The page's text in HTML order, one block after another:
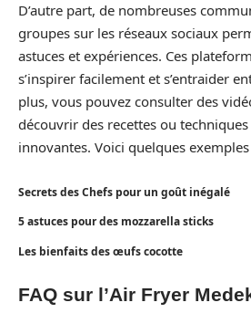
D’autre part, de nombreuses
groupes sur les réseaux sociaux
astuces et expériences. Ces
s’inspirer facilement et s’entraider
plus, vous pouvez consulter des
découvrir des recettes ou
innovantes. Voici quelques
Secrets des Chefs pour un goût inégalé
5 astuces pour des mozzarella sticks
Les bienfaits des œufs cocotte
FAQ sur l’Air Fryer